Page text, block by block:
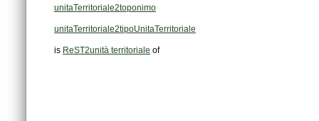
unitaTerritoriale2toponimo
unitaTerritoriale2tipoUnitaTerritoriale
is ReST2unità territoriale of